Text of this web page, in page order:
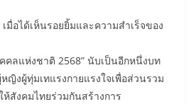
มื่อได้เห็นรอยยิ้มและความสำเร็จของ
คลแห่งชาติ 2568” นับเป็นอีกหนึ่งบท
งผู้ทุ่มเทแรงกายแรงใจเพื่อส่วนรวม
สังคมไทยร่วมกันสร้างการ